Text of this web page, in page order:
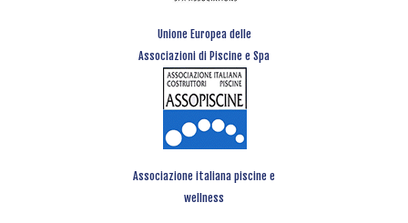
Unione Europea delle
Associazioni di Piscine e Spa
Associazione italiana piscine e
wellness